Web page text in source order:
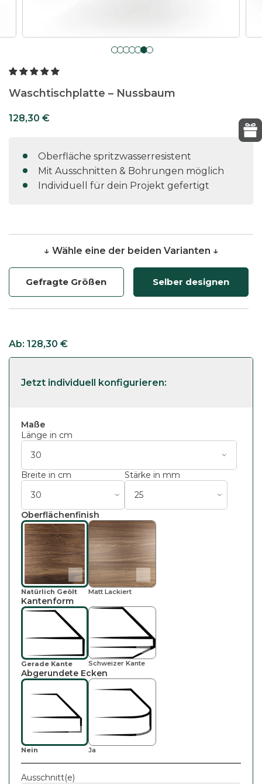
Waschtischplatte – Nussbaum
128,30 €
Oberfläche spritzwasserresistent
Mit Ausschnitten & Bohrungen möglich
Individuell für dein Projekt gefertigt
↓ Wähle eine der beiden Varianten ↓
Gefragte Größen Selber designen
Ab: 128,30 €
Maße
Länge in cm
Breite in cm Stärke in mm
Oberflächenfinish
Natürlich Geölt Matt Lackiert
Kantenform
Gerade Kante Schweizer Kante
Abgerundete Ecken
Nein Ja
Ausschnitt(e)